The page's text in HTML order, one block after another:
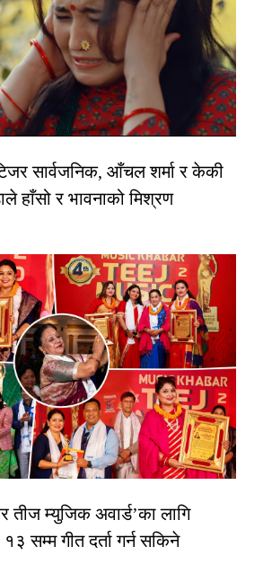
सार्वजनिक, आँचल शर्मा र केकी
हाँसो र भावनाको मिश्रण
तीज म्युजिक अवार्ड’का लागि
सम्म गीत दर्ता गर्न सकिने